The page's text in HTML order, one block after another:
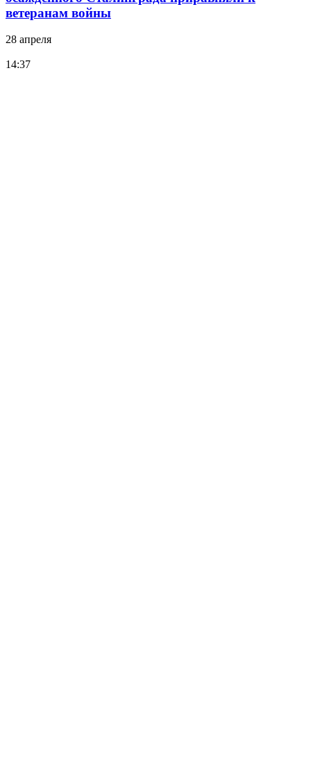
ветеранам войны
28 апреля
14:37